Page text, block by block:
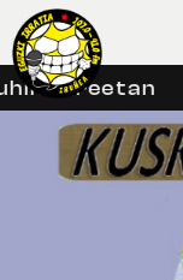
libreetan